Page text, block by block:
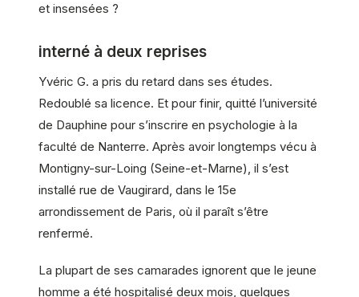
et insensées ?
interné à deux reprises
Yvéric G. a pris du retard dans ses études.
Redoublé sa licence. Et pour finir, quitté l’université
de Dauphine pour s’inscrire en psychologie à la
faculté de Nanterre. Après avoir longtemps vécu à
Montigny-sur-Loing (Seine-et-Marne), il s’est
installé rue de Vaugirard, dans le 15e
arrondissement de Paris, où il paraît s’être
renfermé.
La plupart de ses camarades ignorent que le jeune
homme a été hospitalisé deux mois, quelques